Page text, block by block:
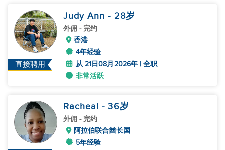
直接聘用
Judy Ann - 28岁
外佣 - 完约
香港
4年经验
从 21日08月2026年 | 全职
非常活跃
Racheal - 36岁
外佣 - 完约
阿拉伯联合酋长国
5年经验